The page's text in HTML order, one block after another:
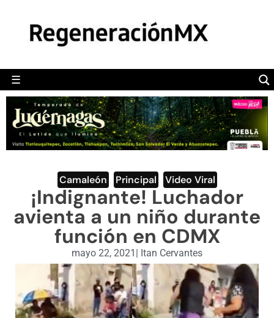
☰
POLÍTICA
CAMALEÓN
OPINIÓN
DEPORTES
ENGLISH SECTION
VIDEOS
Camaleón Principal Video Viral
¡Indignante! Luchador
avienta a un niño durante
función en CDMX
mayo 22, 2021 | Itan Cervantes